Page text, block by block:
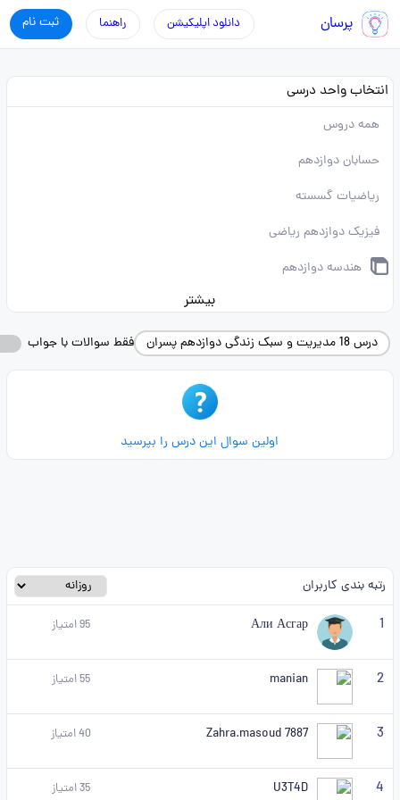
پرسان ثبت نام راهنما دانلود اپلیکیشن
انتخاب واحد درسی
همه دروس
حسابان دوازدهم
ریاضیات گسسته
فیزیک دوازدهم ریاضی
هندسه دوازدهم
بیشتر
درس 18 مدیریت و سبک زندگی دوازدهم پسران فقط سوالات با جواب
اولین سوال این درس را بپرسید
رتبه بندی کاربران
1
Али Асгар
95امتیاز
2
manian
55امتیاز
3
Zahra.masoud 7887
40امتیاز
4
U3T4D
35امتیاز